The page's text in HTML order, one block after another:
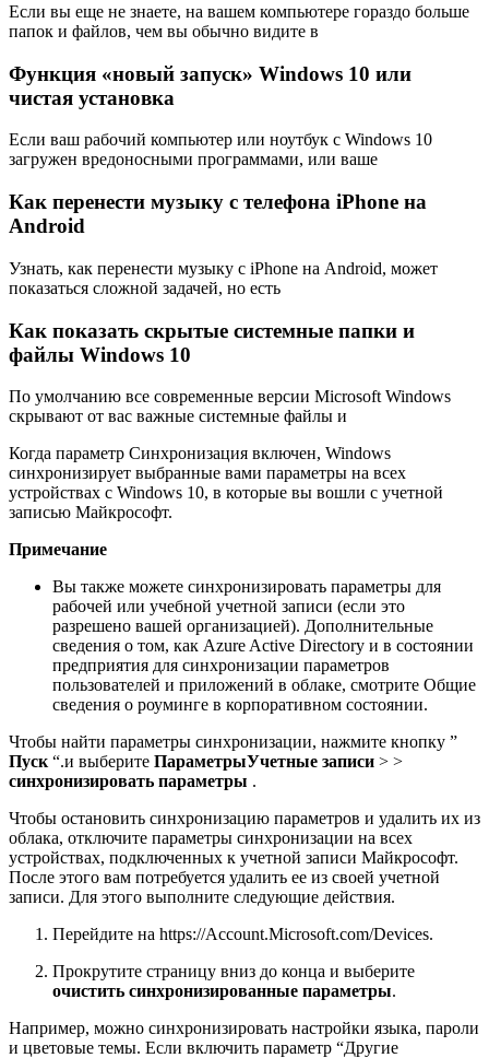
Если вы еще не знаете, на вашем компьютере гораздо больше
папок и файлов, чем вы обычно видите в
Функция «новый запуск» Windows 10 или
чистая установка
Если ваш рабочий компьютер или ноутбук с Windows 10
загружен вредоносными программами, или ваше
Как перенести музыку с телефона iPhone на
Android
Узнать, как перенести музыку с iPhone на Android, может
показаться сложной задачей, но есть
Как показать скрытые системные папки и
файлы Windows 10
По умолчанию все современные версии Microsoft Windows
скрывают от вас важные системные файлы и
Когда параметр Синхронизация включен, Windows
синхронизирует выбранные вами параметры на всех
устройствах с Windows 10, в которые вы вошли с учетной
записью Майкрософт.
Примечание
Вы также можете синхронизировать параметры для
рабочей или учебной учетной записи (если это
разрешено вашей организацией). Дополнительные
сведения о том, как Azure Active Directory и в состоянии
предприятия для синхронизации параметров
пользователей и приложений в облаке, смотрите Общие
сведения о роуминге в корпоративном состоянии.
Чтобы найти параметры синхронизации, нажмите кнопку ”
Пуск “.и выберите ПараметрыУчетные записи > >
синхронизировать параметры .
Чтобы остановить синхронизацию параметров и удалить их из
облака, отключите параметры синхронизации на всех
устройствах, подключенных к учетной записи Майкрософт.
После этого вам потребуется удалить ее из своей учетной
записи. Для этого выполните следующие действия.
Перейдите на https://Account.Microsoft.com/Devices.
Прокрутите страницу вниз до конца и выберите
очистить синхронизированные параметры.
Например, можно синхронизировать настройки языка, пароли
и цветовые темы. Если включить параметр “Другие